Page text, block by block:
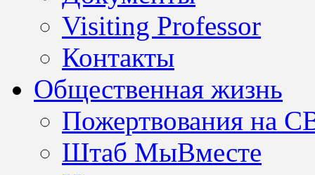
Visiting Professor
Контакты
Общественная жизнь
Пожертвования на
Штаб МыВместе